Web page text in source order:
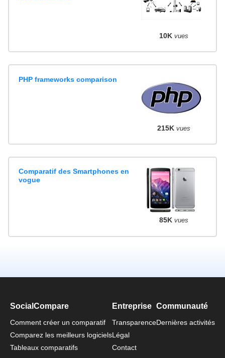
10K vues
PHP frameworks comparison
215K vues
Comparatif des Smartphones en
vogue
85K vues
SocialCompare
Comment créer un comparatif
Comparez les meilleurs logiciels
Tableaux comparatifs
Entreprise
Transparence
Légal
Contact
Communauté
Dernières activités